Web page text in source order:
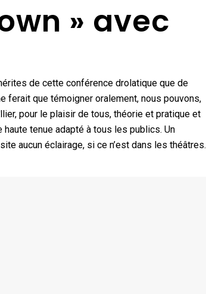
» avec
de cette conférence drolatique que de
ferait que témoigner oralement, nous pouvons,
pour le plaisir de tous, théorie et pratique et
tenue adapté à tous les publics. Un
aucun éclairage, si ce n’est dans les théâtres.